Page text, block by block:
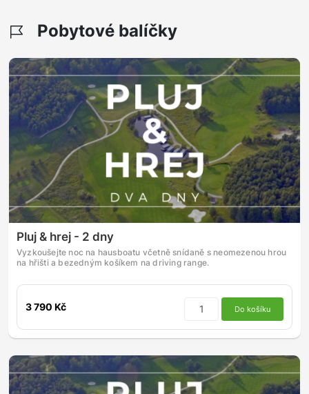
Pobytové balíčky
Pluj & hrej - 2 dny
Vyzkoušejte noc na hausboatu včetně snídaně s neomezenou hrou
na hřišti a bezedným košíkem na driving range.
3 790 Kč Do košíku